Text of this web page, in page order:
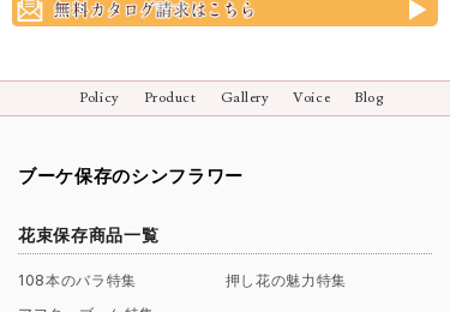
Policy Product Gallery Voice Blog
ブーケ保存のシンフラワー
花束保存商品一覧
108本のバラ特集
押し花の魅力特集